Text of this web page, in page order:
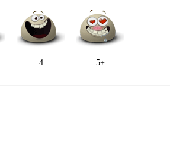
4 5+